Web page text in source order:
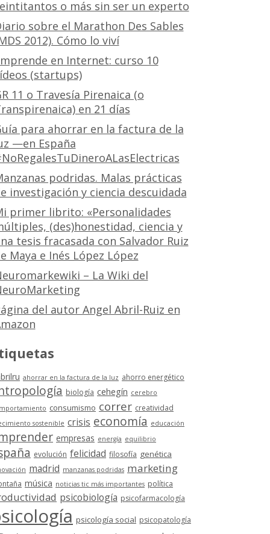
o más sin ser un experto
sobre el Marathon Des Sables
2012). Cómo lo viví
en Internet: curso 10
(startups)
11 o Travesía Pirenaica (o
en 21 días
para ahorrar en la factura de la
—en España
podridas. Malas prácticas
investigación y ciencia descuidada
primer librito: «Personalidades
(des)honestidad, ciencia y
tesis fracasada con Salvador Ruiz
Maya e Inés López López
– La Wiki del
del autor Angel Abril-Ruiz en
ahorrar en la factura de la luz ahorro energético
biología cehegín cerebro
consumismo correr creatividad
sostenible crisis economía educación
empresas energía equilibrio
evolución felicidad filosofía genética
madrid manzanas podridas marketing
música noticias tic más importantes política
psicobiología psicofarmacología
psicología social psicopatología